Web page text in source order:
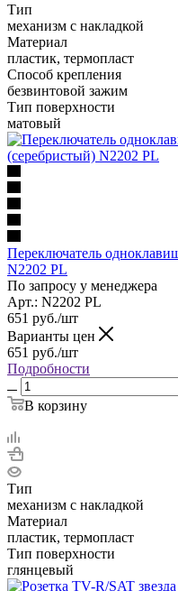
Тип
механизм с накладкой
Материал
пластик, термопласт
Способ крепления
безвинтовой зажим
Тип поверхности
матовый
Переключатель
N2202 PL
По запросу у менеджера
Арт.: N2202 PL
651 руб./шт
Варианты цен
651 руб./шт
Подробности
В корзину
Тип
механизм с накладкой
Материал
пластик, термопласт
Тип поверхности
глянцевый